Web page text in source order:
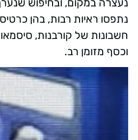
נתפסו ראיות רבות, בהן
חשבונות של קורבנות,
וכסף מזומן רב.